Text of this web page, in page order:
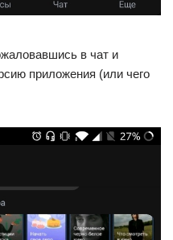
в чат и
приложения (или чего